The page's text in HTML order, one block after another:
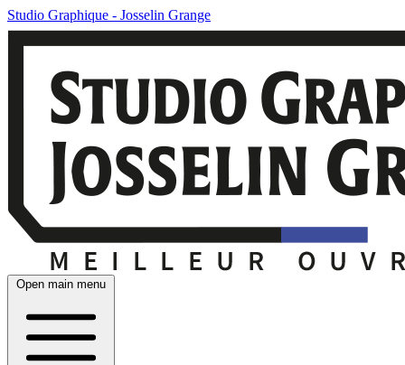
Studio Graphique - Josselin Grange
Open main menu